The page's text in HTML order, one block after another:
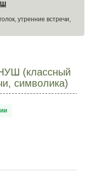
утренние встречи,
(классный
символика)